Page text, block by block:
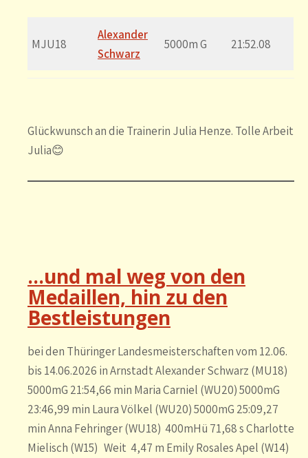
MJU18
Alexander
Schwarz
5000m G 21:52.08
Glückwunsch an die Trainerin Julia Henze. Tolle Arbeit
Julia😊
…und mal weg von den
Medaillen, hin zu den
Bestleistungen
bei den Thüringer Landesmeisterschaften vom 12.06.
bis 14.06.2026 in Arnstadt Alexander Schwarz (MU18)
5000mG 21:54,66 min Maria Carniel (WU20) 5000mG
23:46,99 min Laura Völkel (WU20) 5000mG 25:09,27
min Anna Fehringer (WU18) 400mHü 71,68 s Charlotte
Mielisch (W15) Weit 4,47 m Emily Rosales Apel (W14)